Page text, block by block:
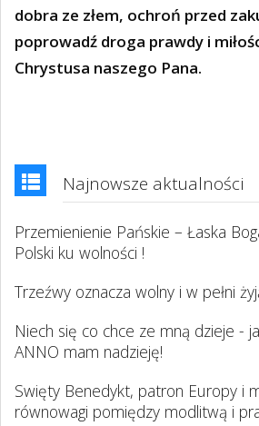
dobra ze złem, ochroń przed
poprowadź droga prawdy i
Chrystusa naszego Pana.
Najnowsze aktualności
Przemienienie Pańskie – Łaska
Polski ku wolności !
Trzeźwy oznacza wolny i w pełni
Niech się co chce ze mną dzieje -
ANNO mam nadzieję!
Swięty Benedykt, patron Europy i
równowagi pomiędzy modlitwą i